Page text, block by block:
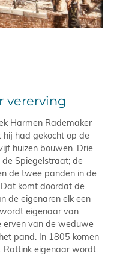
vererving
Harmen Rademaker
had gekocht op de
huizen bouwen. Drie
Spiegelstraat; de
de twee panden in de
komt doordat de
de eigenaren elk een
eigenaar van
erven van de weduwe
pand. In 1805 komen
Rattink eigenaar wordt.